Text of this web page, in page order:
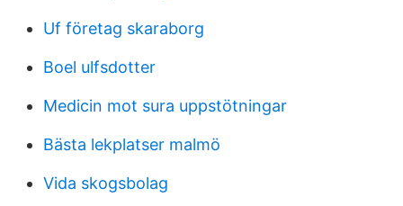
Uf företag skaraborg
Boel ulfsdotter
Medicin mot sura uppstötningar
Bästa lekplatser malmö
Vida skogsbolag